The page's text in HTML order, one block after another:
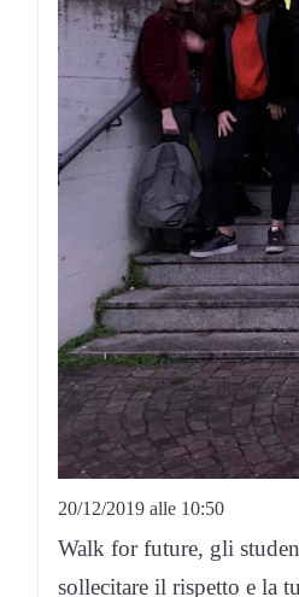
20/12/2019 alle 10:50
Walk for future, gli
sollecitare il rispetto e la